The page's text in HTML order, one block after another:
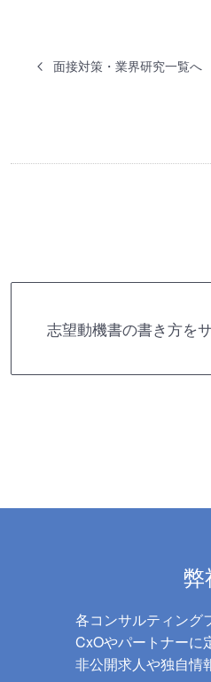
面接対策・業界研究一覧へ
志望動機書の書き方を
弊
各コンサルティング
CxOやパートナーに
非公開求人や独自情